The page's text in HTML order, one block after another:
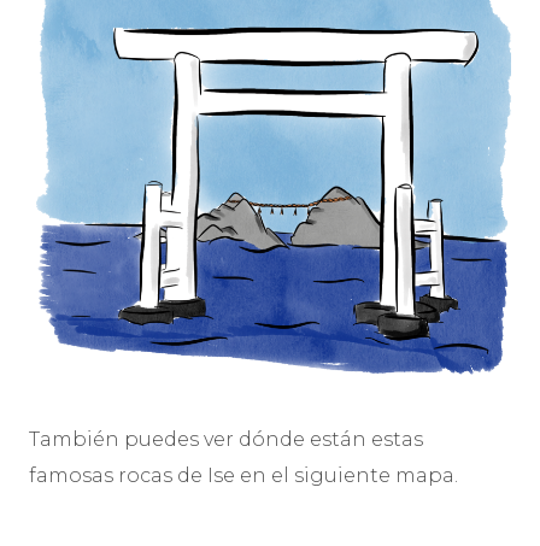
También puedes ver dónde están estas
famosas rocas de Ise en el siguiente mapa.